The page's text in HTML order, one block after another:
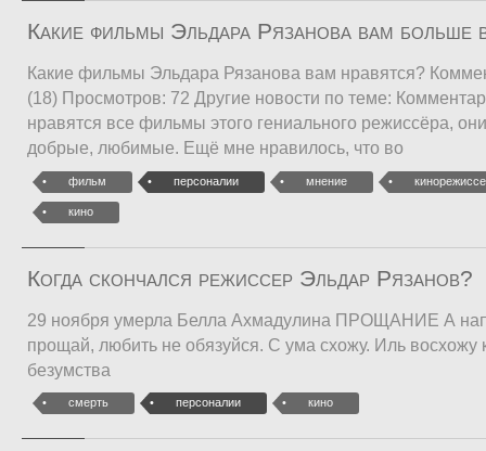
Какие фильмы Эльдара Рязанова вам больше
Какие фильмы Эльдара Рязанова вам нравятся?
(18) Просмотров: 72 Другие новости по теме:
нравятся все фильмы этого гениального режиссёра,
добрые, любимые. Ещё мне нравилось, что во
фильм персоналии мнение
кино
Когда скончался режиссер Эльдар Рязанов?
29 ноября умерла Белла Ахмадулина ПРОЩАНИЕ А
прощай, любить не обязуйся. С ума схожу. Иль восхожу
безумства
смерть персоналии кино